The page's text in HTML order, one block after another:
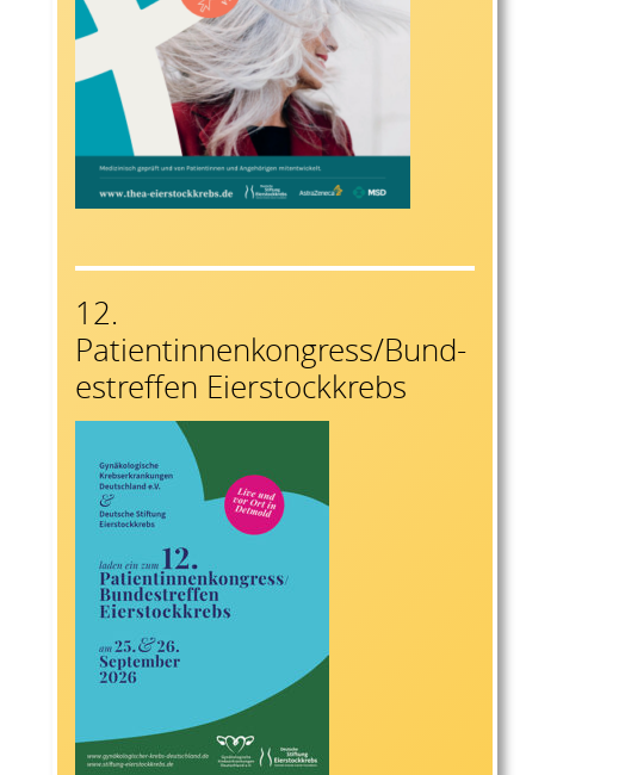
12.
Patientinnenkongress/Bund-
estreffen Eierstockkrebs